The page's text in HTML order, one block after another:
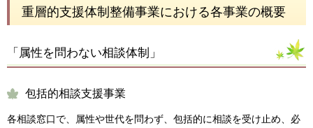
重層的支援体制整備事業における各事業の概要
「属性を問わない相談体制」
包括的相談支援事業
各相談窓口で、属性や世代を問わず、包括的に相談を受け止め、必